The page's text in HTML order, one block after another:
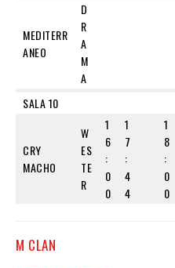
MEDITERR
ANEO
D
R
A
M
A
SALA 10
CRY
MACHO
W
ES
TE
R
1
6
:
0
0
1
7
:
4
4
1
8
:
0
0
M CLAN